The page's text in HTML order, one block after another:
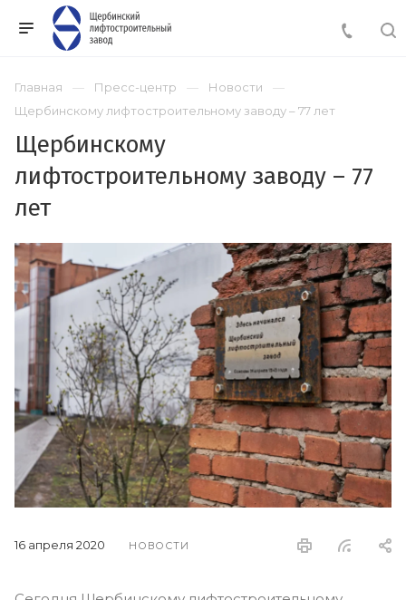
Главная Пресс-центр
Новости
Щербинскому лифтостроительному заводу – 77 лет
Щербинскому
лифтостроительному заводу – 77
лет
16 апреля 2020 НОВОСТИ